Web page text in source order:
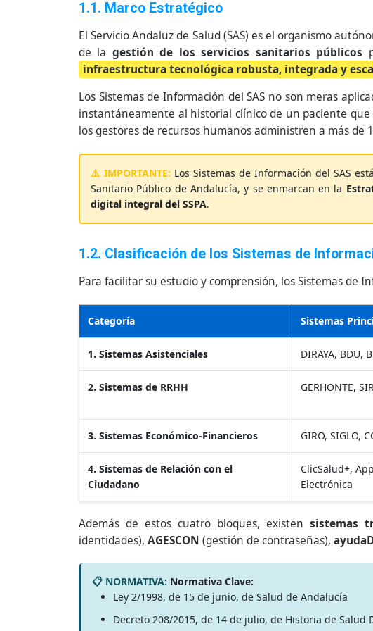
1.1. Marco Estratégico
El Servicio Andaluz de Salud (SAS) es el organismo
de la gestión de los servicios sanitarios públicos
infraestructura tecnológica robusta, integrada y
Los Sistemas de Información del SAS no son meras
instantáneamente al historial clínico de un paciente
los gestores de recursos humanos administren a más
Los Sistemas de Información del SAS
Sanitario Público de Andalucía, y se enmarcan en la
digital integral del SSPA.
1.2. Clasificación de los Sistemas de
Para facilitar su estudio y comprensión, los Sistemas de
Categoría Sistemas
1. Sistemas Asistenciales DIRAYA, BDU,
2. Sistemas de RRHH GERHONTE,
3. Sistemas Económico-Financieros GIRO, SIGLO,
4. Sistemas de Relación con el
Ciudadano
ClicSalud+,
Electrónica
Además de estos cuatro bloques, existensistemas
identidades), AGESCON (gestión de contraseñas),
Normativa Clave:
Ley 2/1998, de 15 de junio, de Salud de Andalucía
Decreto 208/2015, de 14 de julio, de Historia de Salud